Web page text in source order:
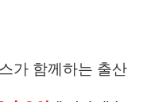
가 함께하는 출산